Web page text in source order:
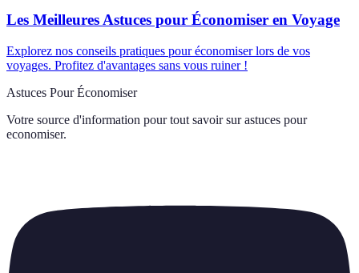
Les Meilleures Astuces pour Économiser en Voyage
Explorez nos conseils pratiques pour économiser lors de vos
voyages. Profitez d'avantages sans vous ruiner !
Astuces Pour Économiser
Votre source d'information pour tout savoir sur astuces pour
economiser.